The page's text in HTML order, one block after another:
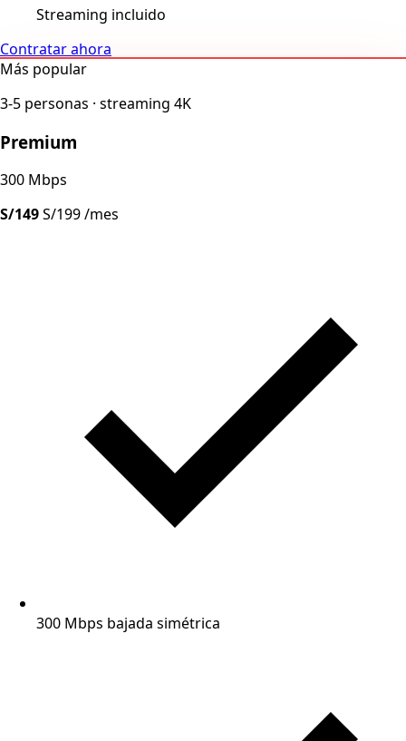
Streaming incluido
Contratar ahora
Más popular
3-5 personas · streaming 4K
Premium
300 Mbps
S/149S/199/mes
300 Mbps bajada simétrica